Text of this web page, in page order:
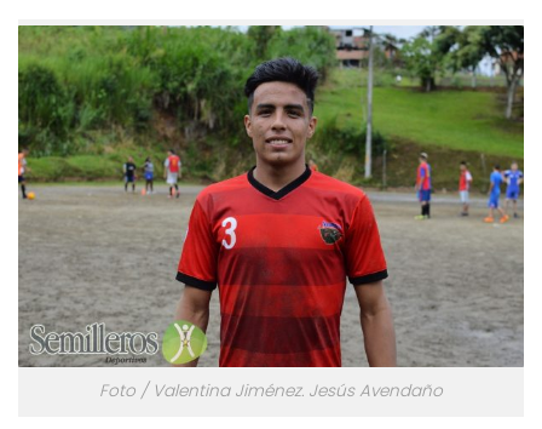
Foto / Valentina Jiménez. Jesús Avendaño